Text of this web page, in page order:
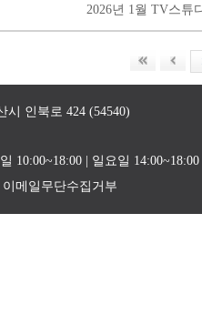
2026년 1월 TV스튜
시 인북로 424 (54540)
10:00~18:00 | 일요일
이메일무단수집거부